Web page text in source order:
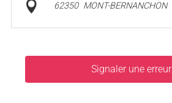
62350 MONT-BERNANCHON
Signaler une erreur